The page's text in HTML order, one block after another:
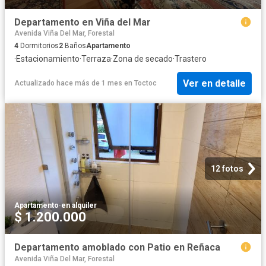
Departamento en Viña del Mar
Avenida Viña Del Mar, Forestal
4 Dormitorios2 BañosApartamento
·Estacionamiento·Terraza·Zona de secado·Trastero
Actualizado hace más de 1 mes en Toctoc Ver en detalle
12 fotos
Apartamento·en alquiler
$ 1.200.000
Departamento amoblado con Patio en Reñaca
Avenida Viña Del Mar, Forestal